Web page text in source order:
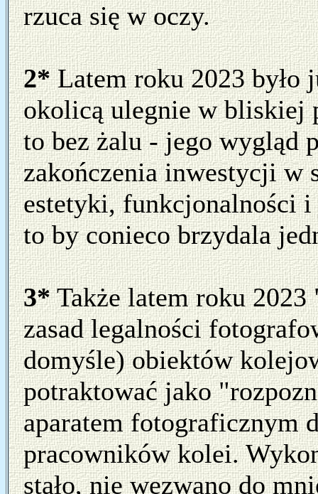
rzuca się w oczy.
2*Latem roku 2023 było
okolicą ulegnie w bliskiej
to bez żalu - jego wygląd
zakończenia inwestycji w
estetyki, funkcjonalności i
to by conieco brzydala
3*Także latem roku 2023
zasad legalności
domyśle) obiektów
potraktować jako
aparatem fotograficznym
pracowników kolei.
stało, nie wezwano do